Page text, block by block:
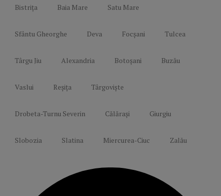
Bistrița Baia Mare Satu Mare
Sfântu Gheorghe Deva Focșani Tulcea
Târgu Jiu Alexandria Botoșani Buzău
Vaslui Reșița Târgoviște
Drobeta-Turnu Severin Călărași Giurgiu
Slobozia Slatina Miercurea-Ciuc Zalău